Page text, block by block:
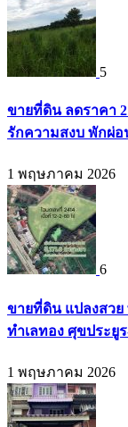
5
ขายที่ดิน ลดราคา
รักความสงบ พักผ่อ
1 พฤษภาคม 2026
6
ขายที่ดิน แปลงสวย
ทำเลทอง ศุขประยู
1 พฤษภาคม 2026